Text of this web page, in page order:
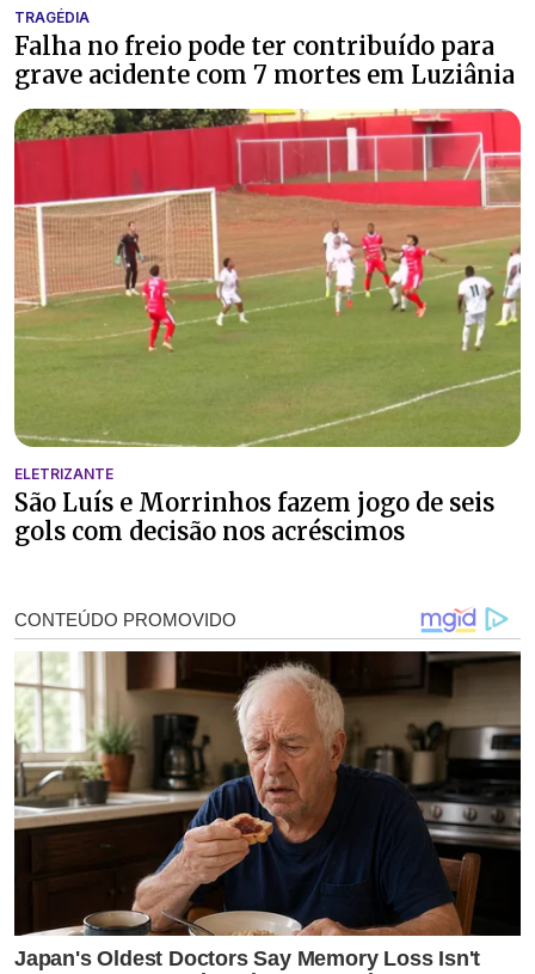
TRAGÉDIA
Falha no freio pode ter contribuído para
grave acidente com 7 mortes em Luziânia
ELETRIZANTE
São Luís e Morrinhos fazem jogo de seis
gols com decisão nos acréscimos